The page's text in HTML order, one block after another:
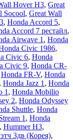
Hover H3, Great
Socool, Great Wall
, Honda Accord 5,
Accord 7 рестайл,
Airwave 1 , Honda
Civic 1986,
Civic 6, Honda
Civic 9, Honda CR-
Honda FR-V, Honda
, Honda Jazz 1 , Honda
1 , Honda Mobilio
2, Honda Odyssey
Shuttle, Honda
1 , Honda
, Hummer H3,
3дв (Корея),